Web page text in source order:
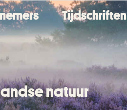
Tijdschriften
natuur